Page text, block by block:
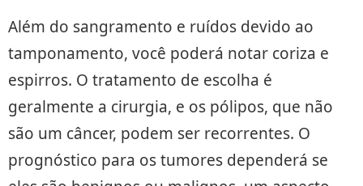
Além do sangramento e ruídos devido ao
tamponamento, você poderá notar coriza e
espirros. O tratamento de escolha é
geralmente a cirurgia, e os pólipos, que não
são um câncer, podem ser recorrentes. O
prognóstico para os tumores dependerá se